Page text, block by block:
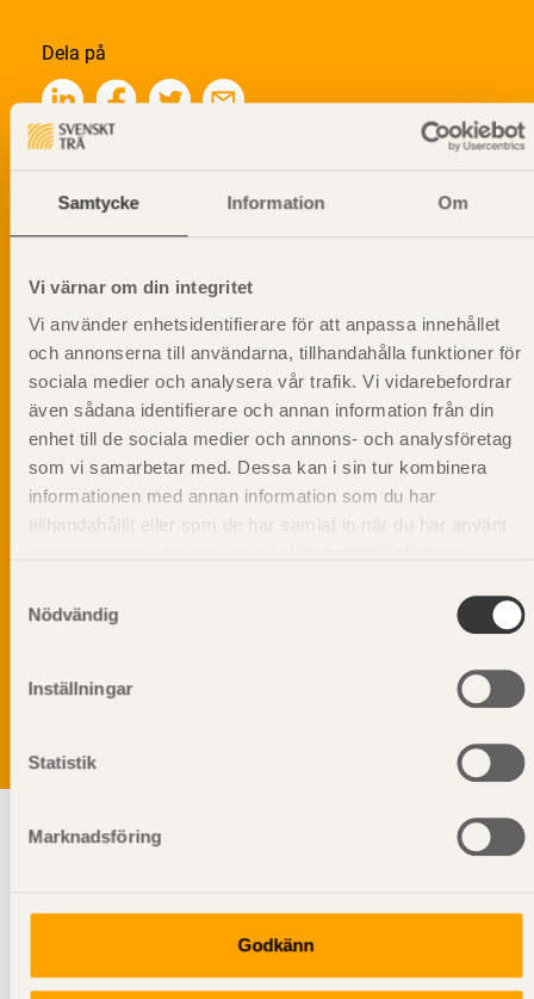
Samtycke Information Om
Vi värnar om din integritet
Vi använder enhetsidentifierare för att anpassa innehållet
och annonserna till användarna, tillhandahålla funktioner för
sociala medier och analysera vår trafik. Vi vidarebefordrar
även sådana identifierare och annan information från din
enhet till de sociala medier och annons- och analysföretag
som vi samarbetar med. Dessa kan i sin tur kombinera
informationen med annan information som du har
tillhandahållit eller som de har samlat in när du har använt
Nödvändig
Inställningar
Statistik
Marknadsföring
Godkänn
Dela på
Prenumerera på Svenskt Träs
informationsutskick!
Vi värnar om personlig integritet vilket innebär att dina
Läs vårintegritetspolicy.
Svenskt Trä sprider kunskap om trä, träprodukter och